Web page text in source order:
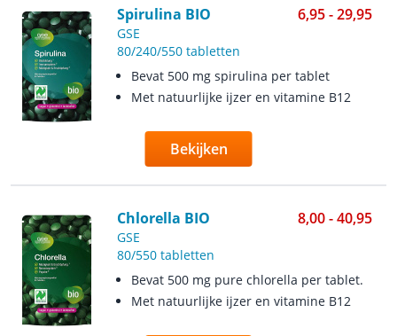
Spirulina BIO 6,95 - 29,95
GSE
80/240/550 tabletten
Bevat 500 mg spirulina per tablet
Met natuurlijke ijzer en vitamine B12
Bekijken
Chlorella BIO 8,00 - 40,95
GSE
80/550 tabletten
Bevat 500 mg pure chlorella per tablet.
Met natuurlijke ijzer en vitamine B12